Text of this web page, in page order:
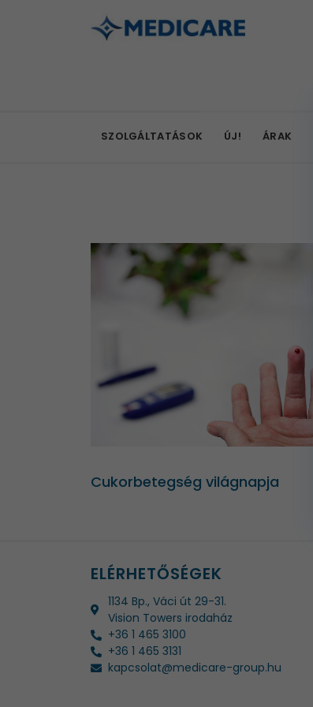
SZOLGÁLTATÁSOK ÚJ! ÁRAK
Cukorbetegség világnapja
ELÉRHETŐSÉGEK
1134 Bp., Váci út 29-31.
Vision Towers irodaház
+36 1 465 3100
+36 1 465 3131
kapcsolat@medicare-group.hu